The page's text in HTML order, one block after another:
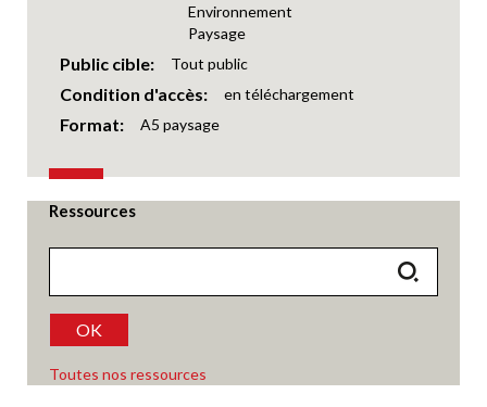
Environnement
Paysage
Public cible Tout public
Condition d'accès en téléchargement
Format A5 paysage
Ressources
OK
Toutes nos ressources